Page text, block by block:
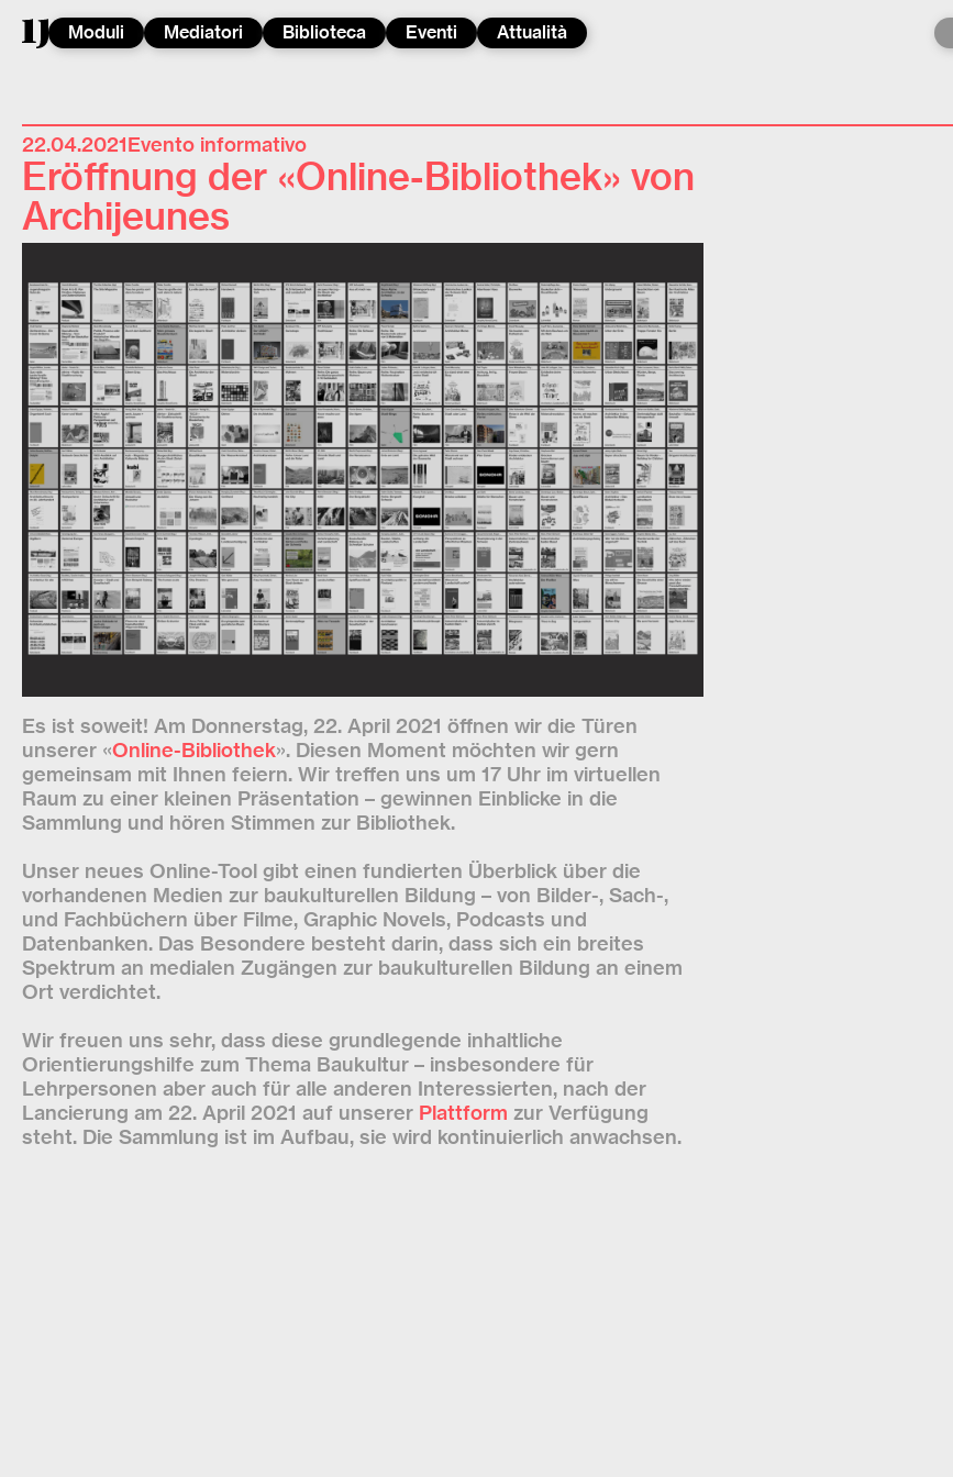
Moduli Mediatori Biblioteca Eventi Attualità
22.04.2021Evento informativo
Eröffnung der «Online-Bibliothek» von
Archijeunes
Es ist soweit! Am Donnerstag, 22. April 2021 öffnen wir die Türen
unserer «Online-Bibliothek». Diesen Moment möchten wir gern
gemeinsam mit Ihnen feiern. Wir treffen uns um 17 Uhr im virtuellen
Raum zu einer kleinen Präsentation – gewinnen Einblicke in die
Sammlung und hören Stimmen zur Bibliothek.
Unser neues Online-Tool gibt einen fundierten Überblick über die
vorhandenen Medien zur baukulturellen Bildung – von Bilder-, Sach-,
und Fachbüchern über Filme, Graphic Novels, Podcasts und
Datenbanken. Das Besondere besteht darin, dass sich ein breites
Spektrum an medialen Zugängen zur baukulturellen Bildung an einem
Ort verdichtet.
Wir freuen uns sehr, dass diese grundlegende inhaltliche
Orientierungshilfe zum Thema Baukultur – insbesondere für
Lehrpersonen aber auch für alle anderen Interessierten, nach der
Lancierung am 22. April 2021 auf unserer Plattform zur Verfügung
steht. Die Sammlung ist im Aufbau, sie wird kontinuierlich anwachsen.